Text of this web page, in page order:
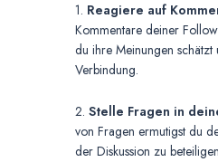
1. Reagiere auf
Kommentare deiner
du ihre Meinungen
Verbindung.
2. Stelle Fragen in
von Fragen ermutigst du
der Diskussion zu